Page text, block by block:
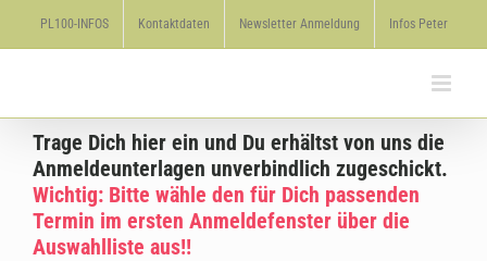
springen
PL100-INFOS Kontaktdaten Newsletter Anmeldung Infos Peter
Trage Dich hier ein und Du erhältst von uns die
Anmeldeunterlagen unverbindlich zugeschickt.
Wichtig: Bitte wähle den für Dich passenden
Termin im ersten Anmeldefenster über die
Auswahlliste aus!!